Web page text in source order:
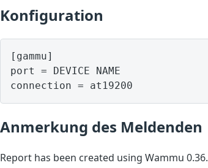
Konfiguration
[gammu]
port = DEVICE NAME
Anmerkung des Meldenden
Report has been created using Wammu 0.36.